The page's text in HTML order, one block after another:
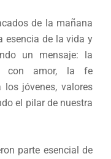
de la mañana
esencia de la vida y
un mensaje: la
con amor, la fe
jóvenes, valores
el pilar de nuestra
parte esencial de